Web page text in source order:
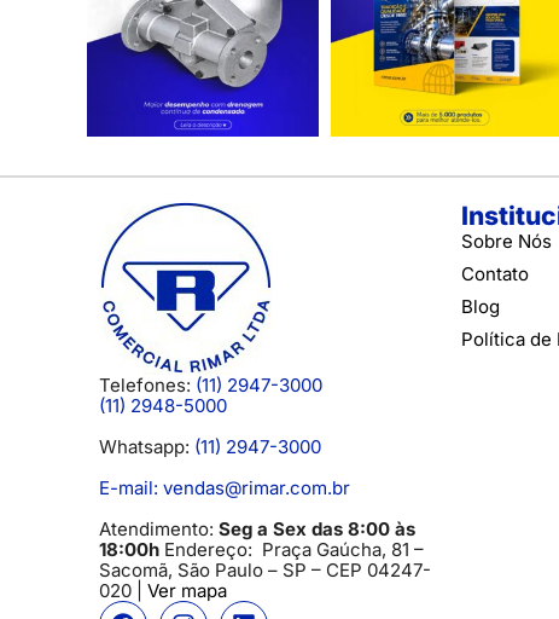
Telefones: (11) 2947-3000
(11) 2948-5000
Whatsapp: (11) 2947-3000
E-mail: vendas@rimar.com.br
Atendimento: Seg a Sex das 8:00 às
18:00h Endereço: Praça Gaúcha, 81 –
Sacomã, São Paulo – SP – CEP 04247-
020 | Ver mapa
Sobre Nós
Contato
Blog
Política de